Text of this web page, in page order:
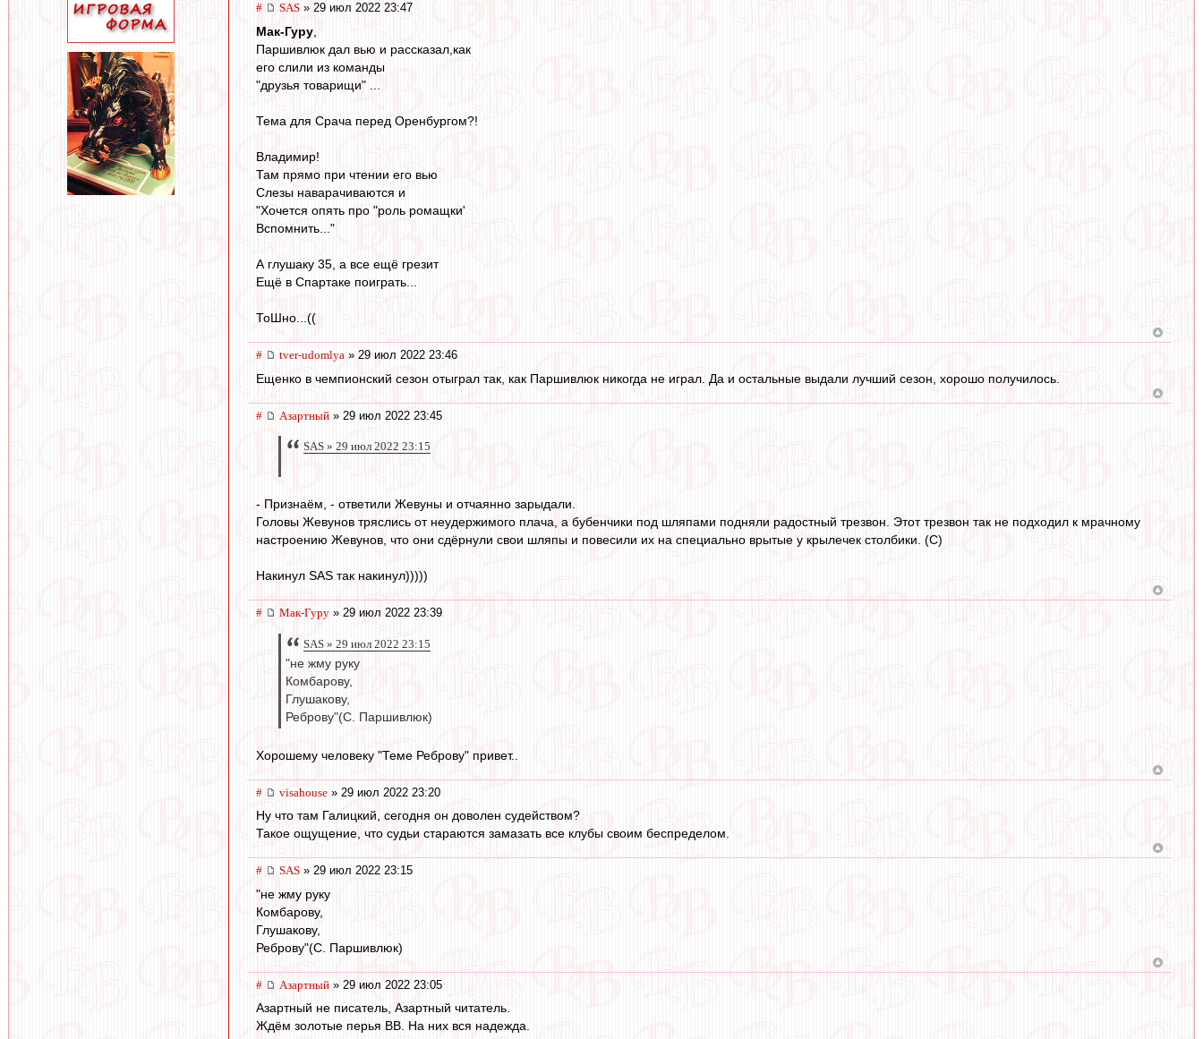
# SAS » 29 июл 2022 23:47
Мак-Гуру
Паршивлюк дал вью и рассказал,как
его слили из команды
"друзья товарищи" ...
Тема для Срача перед Оренбургом?!
Владимир!
Там прямо при чтении его вью
Слезы наварачиваются и
"Хочется опять про "роль ромащки'
Вспомнить..."
А глушаку 35, а все ещё грезит
Ещё в Спартаке поиграть...
ТоШно...((
# tver-udomlya » 29 июл 2022 23:46
Ещенко в чемпионский сезон отыграл так, как Паршивлюк никогда не играл. Да и остальные выдали лучший сезон, хорошо получилось.
# Азартный » 29 июл 2022 23:45
SAS » 29 июл 2022 23:15
- Признаём, - ответили Жевуны и отчаянно зарыдали.
Головы Жевунов тряслись от неудержимого плача, а бубенчики под шляпами подняли радостный трезвон. Этот трезвон так не подходил к мрачному
настроению Жевунов, что они сдёрнули свои шляпы и повесили их на специально врытые у крылечек столбики. (С)
Накинул SAS так накинул)))))
# Мак-Гуру » 29 июл 2022 23:39
SAS » 29 июл 2022 23:15
"не жму руку
Комбарову,
Глушакову,
Реброву"(С. Паршивлюк)
Хорошему человеку "Теме Реброву" привет..
# visahouse » 29 июл 2022 23:20
Ну что там Галицкий, сегодня он доволен судейством?
Такое ощущение, что судьи стараются замазать все клубы своим беспределом.
# SAS » 29 июл 2022 23:15
"не жму руку
Комбарову,
Глушакову,
Реброву"(С. Паршивлюк)
# Азартный » 29 июл 2022 23:05
Азартный не писатель, Азартный читатель.
Ждём золотые перья ВВ. На них вся надежда.